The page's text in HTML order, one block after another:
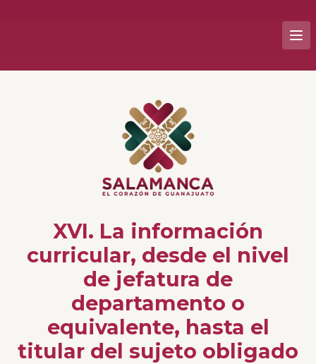
XVI. La información
curricular, desde el nivel
de jefatura de
departamento o
equivalente, hasta el
titular del sujeto obligado